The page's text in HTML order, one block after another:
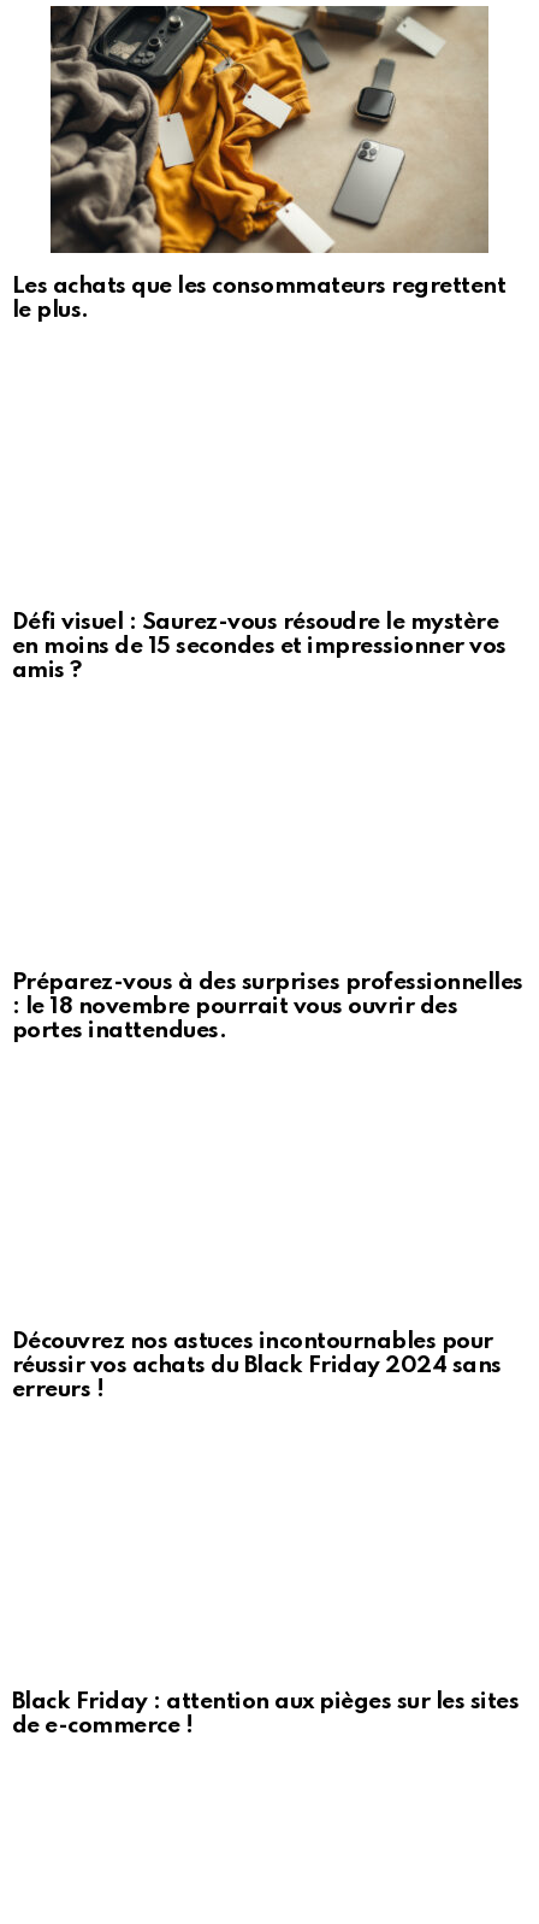
Les achats que les consommateurs regrettent
le plus.
Défi visuel : Saurez-vous résoudre le mystère
en moins de 15 secondes et impressionner vos
amis ?
Préparez-vous à des surprises professionnelles
: le 18 novembre pourrait vous ouvrir des
portes inattendues.
Découvrez nos astuces incontournables pour
réussir vos achats du Black Friday 2024 sans
erreurs !
Black Friday : attention aux pièges sur les sites
de e-commerce !